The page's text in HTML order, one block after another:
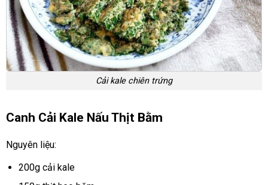
Cải kale chiên trứng
Canh Cải Kale Nấu Thịt Bằm
Nguyên liệu:
200g cải kale